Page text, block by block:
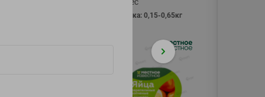
фасовка: 0,15-0,65кг